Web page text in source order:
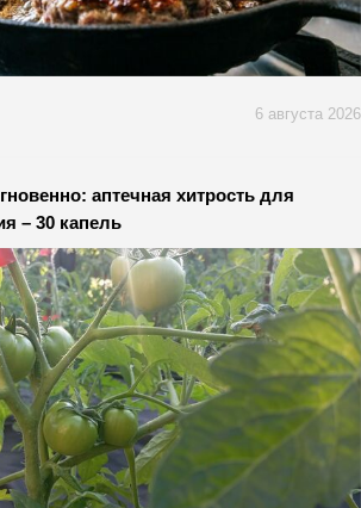
6 августа 2026
аптечная хитрость для
– 30 капель